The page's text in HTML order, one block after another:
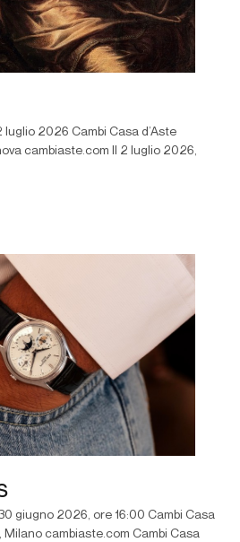
luglio 2026 Cambi Casa d’Aste
cambiaste.com Il 2 luglio 2026,
giugno 2026, ore 16:00 Cambi Casa
Milano cambiaste.com Cambi Casa